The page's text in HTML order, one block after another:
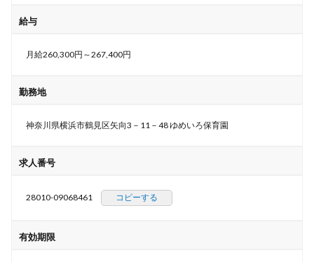
給与
月給260,300円～267,400円
勤務地
神奈川県横浜市鶴見区矢向3－11－48 ゆめいろ保育園
求人番号
28010-09068461 コピーする
有効期限